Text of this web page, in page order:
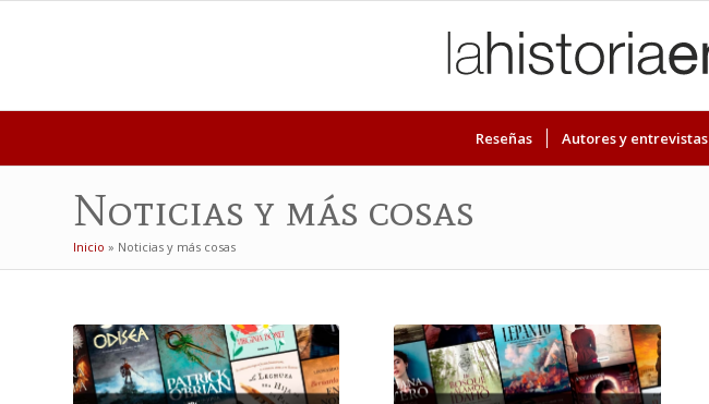
Reseñas Autores y entrevistas
Noticias y más cosas
Inicio » Noticias y más cosas